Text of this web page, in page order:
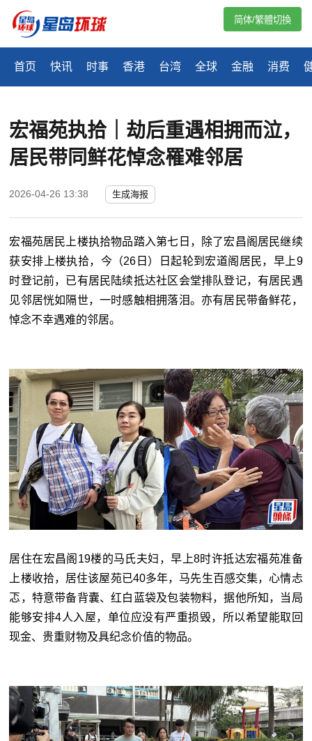
首页 快讯 时事 香港 台湾 全球 金融 消费
简体/繁體切換
宏福苑执拾｜劫后重遇相拥而泣，
居民带同鲜花悼念罹难邻居
2026-04-26 13:38 生成海报
宏福苑居民上楼执拾物品踏入第七日，除了宏昌阁居民继续
获安排上楼执拾，今（26日）日起轮到宏道阁居民，早上9
时登记前，已有居民陆续抵达社区会堂排队登记，有居民遇
见邻居恍如隔世，一时感触相拥落泪。亦有居民带备鲜花，
悼念不幸遇难的邻居。
居住在宏昌阁19楼的马氏夫妇，早上8时许抵达宏福苑准备
上楼收拾，居住该屋苑已40多年，马先生百感交集，心情忐
忑，特意带备背囊、红白蓝袋及包装物料，据他所知，当局
能够安排4人入屋，单位应没有严重损毁，所以希望能取回
现金、贵重财物及具纪念价值的物品。